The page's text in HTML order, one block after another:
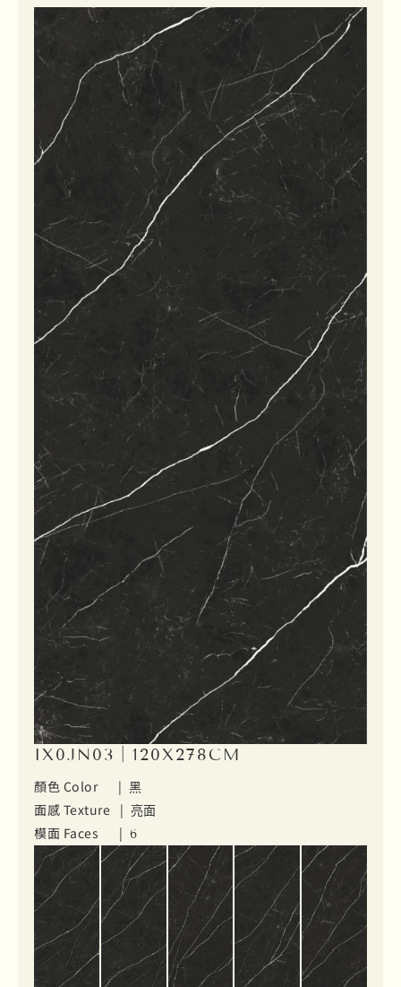
IX0JN03｜120X278CM
顏色 Color | 黑
面感 Texture | 亮面
模面 Faces | 6